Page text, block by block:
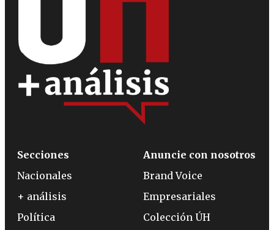
Secciones
Nacionales
+ análisis
Política
Anuncie con nosotros
Brand Voice
Empresariales
Colección ÚH